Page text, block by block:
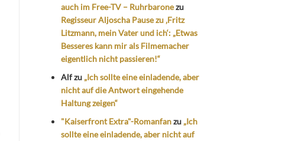
auch im Free-TV – Ruhrbaronezu
Regisseur Aljoscha Pause zu ‚Fritz
Litzmann, mein Vater und ich‘: „Etwas
Besseres kann mir als Filmemacher
eigentlich nicht passieren!“
Alfzu „Ich sollte eine einladende, aber
nicht auf die Antwort eingehende
Haltung zeigen“
"Kaiserfront Extra"-Romanfanzu „Ich
sollte eine einladende, aber nicht auf